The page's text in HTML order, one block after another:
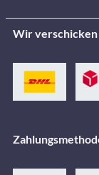
Wir